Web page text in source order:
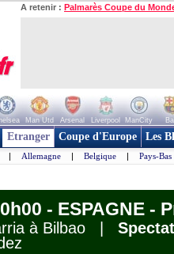
A retenir : Palmarès Coupe du
Man Utd Arsenal Liverpool ManCity
Etranger Coupe d'Europe Les
| Allemagne | Belgique | Pays-Bas
- ESPAGNE -
à Bilbao |